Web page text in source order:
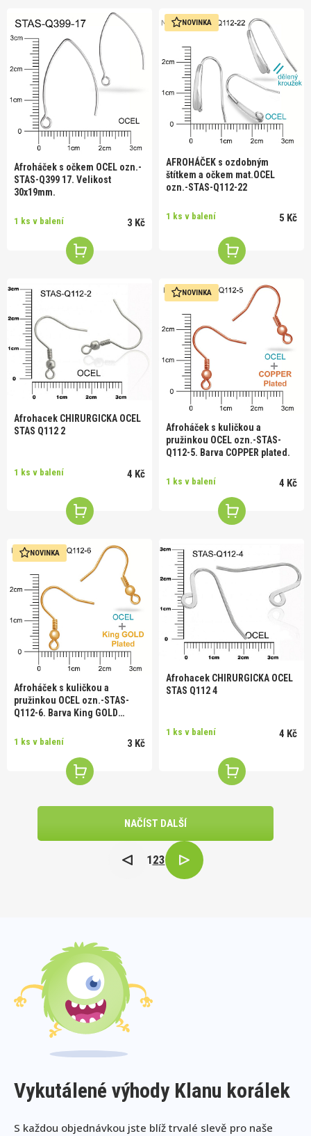
Afroháček s očkem OCEL ozn.-
STAS-Q399 17. Velikost
30x19mm.
1 ks v balení 3 Kč
NOVINKA
AFROHÁČEK s ozdobným
štítkem a očkem mat.OCEL
ozn.-STAS-Q112-22
1 ks v balení 5 Kč
Afrohacek CHIRURGICKA OCEL
STAS Q112 2
1 ks v balení 4 Kč
NOVINKA
Afroháček s kuličkou a
pružinkou OCEL ozn.-STAS-
Q112-5. Barva COPPER plated.
1 ks v balení 4 Kč
NOVINKA
Afroháček s kuličkou a
pružinkou OCEL ozn.-STAS-
Q112-6. Barva King GOLD
1 ks v balení 3 Kč
Afrohacek CHIRURGICKA OCEL
STAS Q112 4
1 ks v balení 4 Kč
NAČÍST DALŠÍ
123
Vykutálené výhody Klanu korálek
S každou objednávkou jste blíž trvalé slevě pro naše